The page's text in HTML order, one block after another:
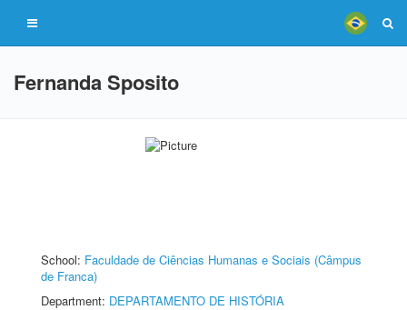
Fernanda Sposito
School: Faculdade de Ciências Humanas e Sociais (Câmpus
de Franca)
Department: DEPARTAMENTO DE HISTÓRIA